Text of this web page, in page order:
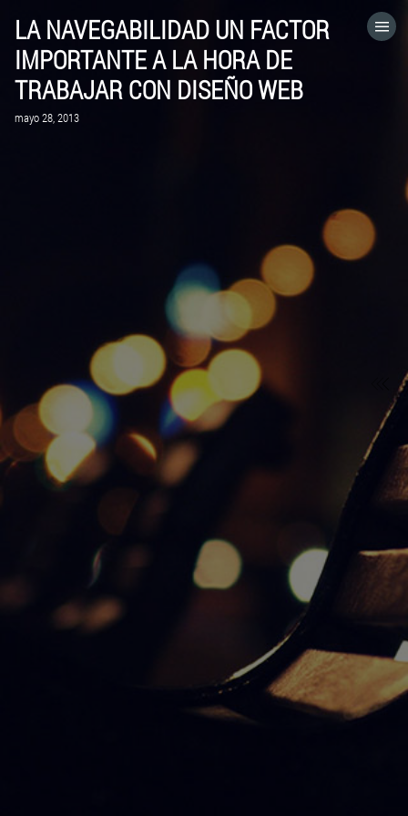
LA NAVEGABILIDAD UN FACTOR
IMPORTANTE A LA HORA DE
TRABAJAR CON DISEÑO WEB
mayo 28, 2013
HOME
CATEGORÍAS